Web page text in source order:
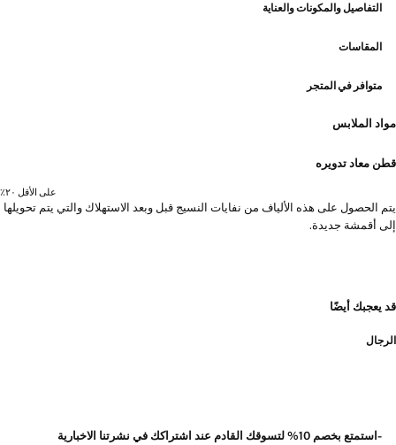
التفاصيل والمكونات والعناية
المقاسات
متوافر في المتجر
مواد الملابس
قطن معاد تدويره
على الأقل ٢٠٪؜
يتم الحصول على هذه الألياف من نفايات النسيج قبل وبعد الاستهلاك والتي يتم تحويلها
إلى أقمشة جديدة.
قد يعجبك أيضًا
الرجال
-استمتع بخصم 10% لتسوقك القادم عند اشتراكك في نشرتنا الاخبارية